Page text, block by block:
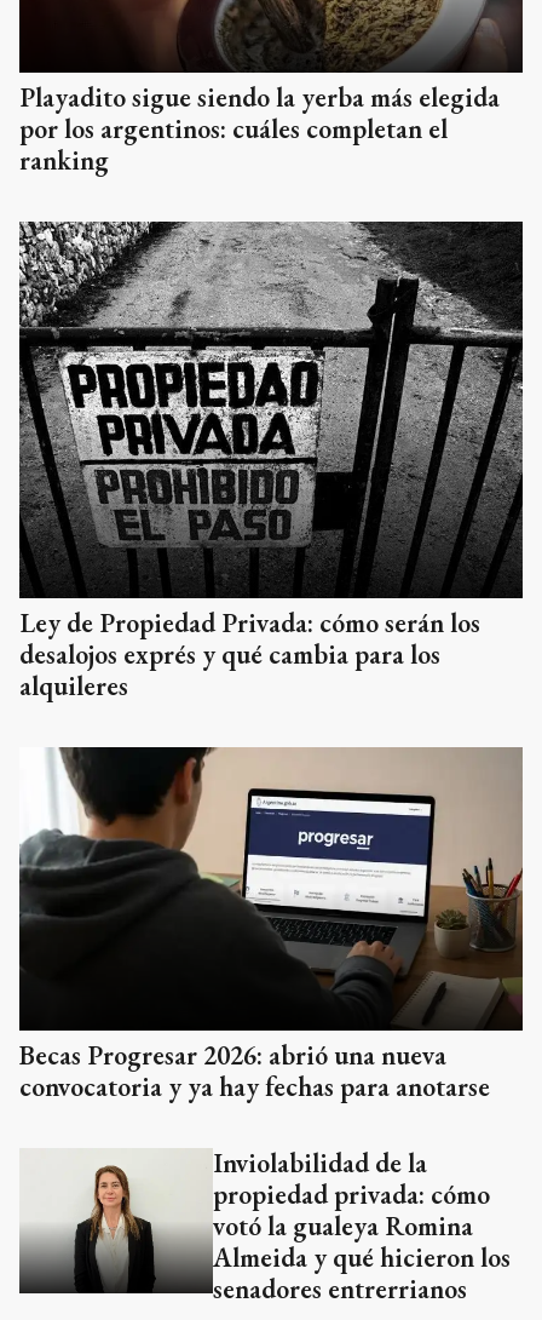
Playadito sigue siendo la yerba más elegida
por los argentinos: cuáles completan el
ranking
Ley de Propiedad Privada: cómo serán los
desalojos exprés y qué cambia para los
alquileres
Becas Progresar 2026: abrió una nueva
convocatoria y ya hay fechas para anotarse
Inviolabilidad de la
propiedad privada: cómo
votó la gualeya Romina
Almeida y qué hicieron los
senadores entrerrianos